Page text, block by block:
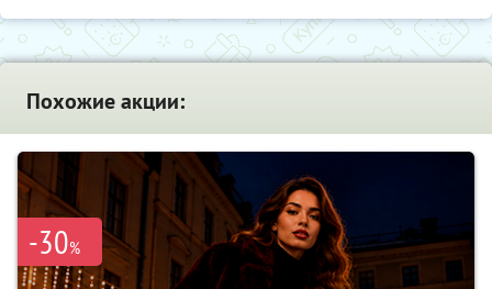
Похожие акции:
-30%